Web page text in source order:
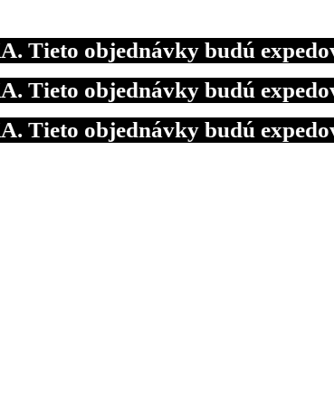
objednávky budú expedované
objednávky budú expedované
objednávky budú expedované